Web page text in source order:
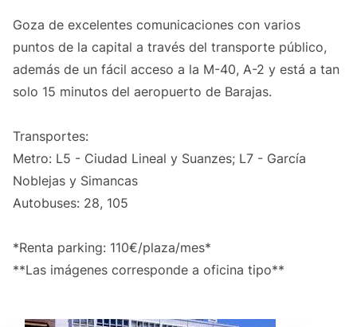
Goza de excelentes comunicaciones con varios
puntos de la capital a través del transporte público,
además de un fácil acceso a la M-40, A-2 y está a tan
solo 15 minutos del aeropuerto de Barajas.
Transportes:
Metro: L5 - Ciudad Lineal y Suanzes; L7 - García
Noblejas y Simancas
Autobuses: 28, 105
*Renta parking: 110€/plaza/mes*
**Las imágenes corresponde a oficina tipo**